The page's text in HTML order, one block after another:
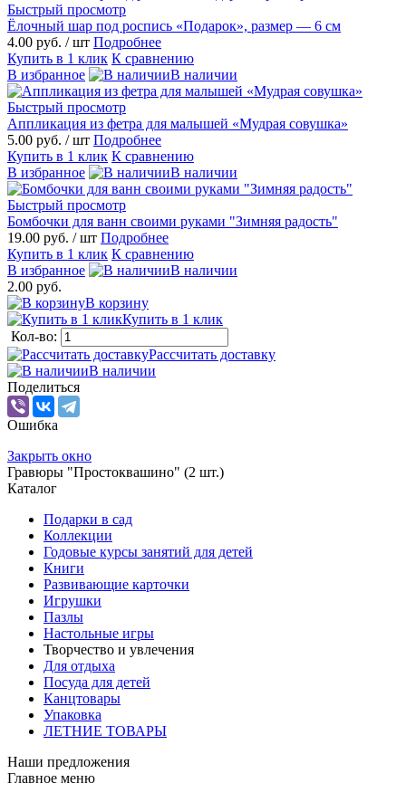
Быстрый просмотр
Ёлочный шар под роспись «Подарок», размер — 6 см
4.00 руб. / шт Подробнее
Купить в 1 клик К сравнению
В избранное
В наличии
Быстрый просмотр
Аппликация из фетра для малышей «Мудрая совушка»
5.00 руб. / шт Подробнее
Купить в 1 клик К сравнению
В избранное
В наличии
Быстрый просмотр
Бомбочки для ванн своими руками "Зимняя радость"
19.00 руб. / шт Подробнее
Купить в 1 клик К сравнению
В избранное
В наличии
2.00 руб.
В корзину
Купить в 1 клик
Кол-во:
Рассчитать доставку
В наличии
Поделиться
Ошибка
Закрыть окно
Гравюры "Простоквашино" (2 шт.)
Каталог
Подарки в сад
Коллекции
Годовые курсы занятий для детей
Книги
Развивающие карточки
Игрушки
Пазлы
Настольные игры
Творчество и увлечения
Для отдыха
Посуда для детей
Канцтовары
Упаковка
ЛЕТНИЕ ТОВАРЫ
Наши предложения
Главное меню